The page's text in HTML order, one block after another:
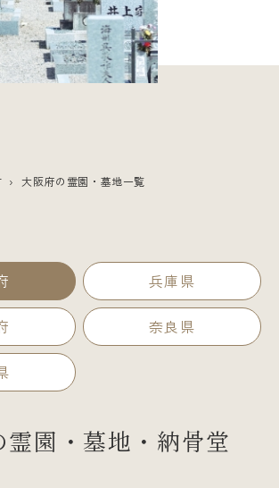
› 大阪府の霊園・墓地一覧
兵庫県
奈良県
霊園・墓地・納骨堂